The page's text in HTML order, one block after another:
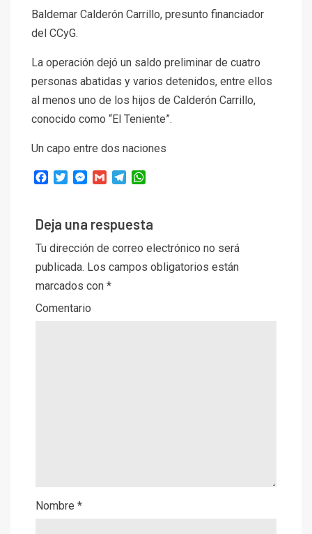
Baldemar Calderón Carrillo, presunto financiador
del CCyG.
La operación dejó un saldo preliminar de cuatro
personas abatidas y varios detenidos, entre ellos
al menos uno de los hijos de Calderón Carrillo,
conocido como “El Teniente”.
Un capo entre dos naciones
Facebook
TwitterMessenger
Gmail Telegram
Deja una respuesta
Tu dirección de correo electrónico no será
publicada. Los campos obligatorios están
marcados con *
Comentario
Nombre *